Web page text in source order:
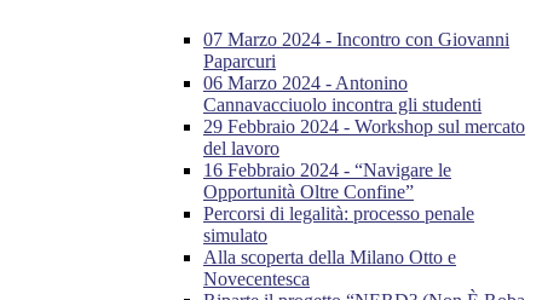
07 Marzo 2024 - Incontro con Giovanni
Paparcuri
06 Marzo 2024 - Antonino
Cannavacciuolo incontra gli studenti
29 Febbraio 2024 - Workshop sul mercato
del lavoro
16 Febbraio 2024 - “Navigare le
Opportunità Oltre Confine”
Percorsi di legalità: processo penale
simulato
Alla scoperta della Milano Otto e
Novecentesca